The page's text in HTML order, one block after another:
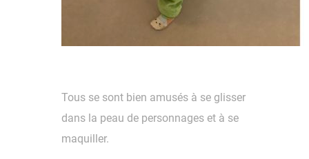
Tous se sont bien amusés à se glisser
dans la peau de personnages et à se
maquiller.